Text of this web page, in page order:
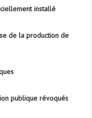
installé
de la production de
publique révoqués